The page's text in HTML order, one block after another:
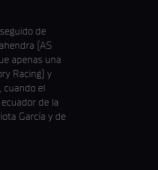
de
(AS
apenas una
Racing) y
cuando el
de la
García y de